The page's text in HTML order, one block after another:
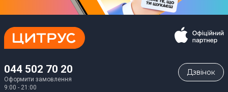
044 502 70 20
Оформити замовлення
9:00 - 21:00
Дзвiнок